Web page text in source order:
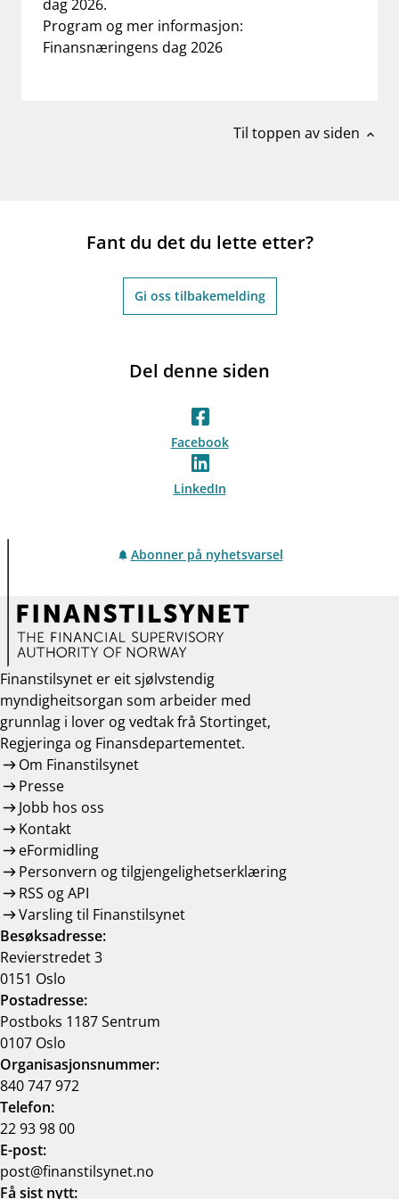
work_outlineJobb hos oss
dag 2026.
Program og mer informasjon:
Finansnæringens dag 2026
Til toppen av siden expand_less
Fant du det du lette etter?
Gi oss tilbakemelding
Del denne siden
Facebook
LinkedIn
Abonner på nyhetsvarsel
Finanstilsynet er eit sjølvstendig
myndigheitsorgan som arbeider med
grunnlag i lover og vedtak frå Stortinget,
Regjeringa og Finansdepartementet.
Om Finanstilsynet
Presse
Jobb hos oss
Kontakt
eFormidling
Personvern og tilgjengelighetserklæring
RSS og API
Varsling til Finanstilsynet
Besøksadresse:
Revierstredet 3
0151 Oslo
Postadresse:
Postboks 1187 Sentrum
0107 Oslo
Organisasjonsnummer:
840 747 972
Telefon:
22 93 98 00
E-post:
post@finanstilsynet.no
Få sist nytt: